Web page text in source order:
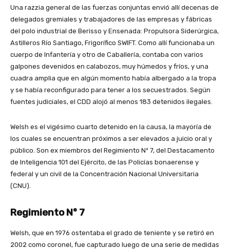
Una razzia general de las fuerzas conjuntas envió allí decenas de
delegados gremiales y trabajadores de las empresas y fábricas
del polo industrial de Berisso y Ensenada: Propulsora Siderúrgica,
Astilleros Río Santiago, Frigorífico SWIFT. Como allí funcionaba un
cuerpo de Infantería y otro de Caballería, contaba con varios
galpones devenidos en calabozos, muy húmedos y fríos, y una
cuadra amplia que en algún momento había albergado a la tropa
y se había reconfigurado para tener a los secuestrados. Según
fuentes judiciales, el CDD alojó al menos 183 detenidos ilegales.
Welsh es el vigésimo cuarto detenido en la causa, la mayoría de
los cuales se encuentran próximos a ser elevados a juicio oral y
público. Son ex miembros del Regimiento Nº 7, del Destacamento
de Inteligencia 101 del Ejército, de las Policías bonaerense y
federal y un civil de la Concentración Nacional Universitaria
(CNU).
Regimiento N° 7
Welsh, que en 1976 ostentaba el grado de teniente y se retiró en
2002 como coronel, fue capturado luego de una serie de medidas